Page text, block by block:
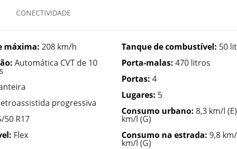
CONECTIVIDADE
máxima: 208 km/h
Automática CVT de 10
progressiva
50 R17
Flex
Tanque de combustível: 50
Porta-malas: 470 litros
Portas: 4
Lugares: 5
Consumo urbano: 8,3 km/l
km/l (G)
Consumo na estrada: 9,8
km/l (G)